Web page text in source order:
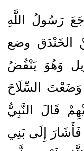
رَسُولُ اللَّهِ
الخَنْدَق وضع
وَهُوَ يَنْفُضُ
وَضَعْتَ السِّلَاحَ
قَالَ النَّبِيُّ
إِلَى بَنِي